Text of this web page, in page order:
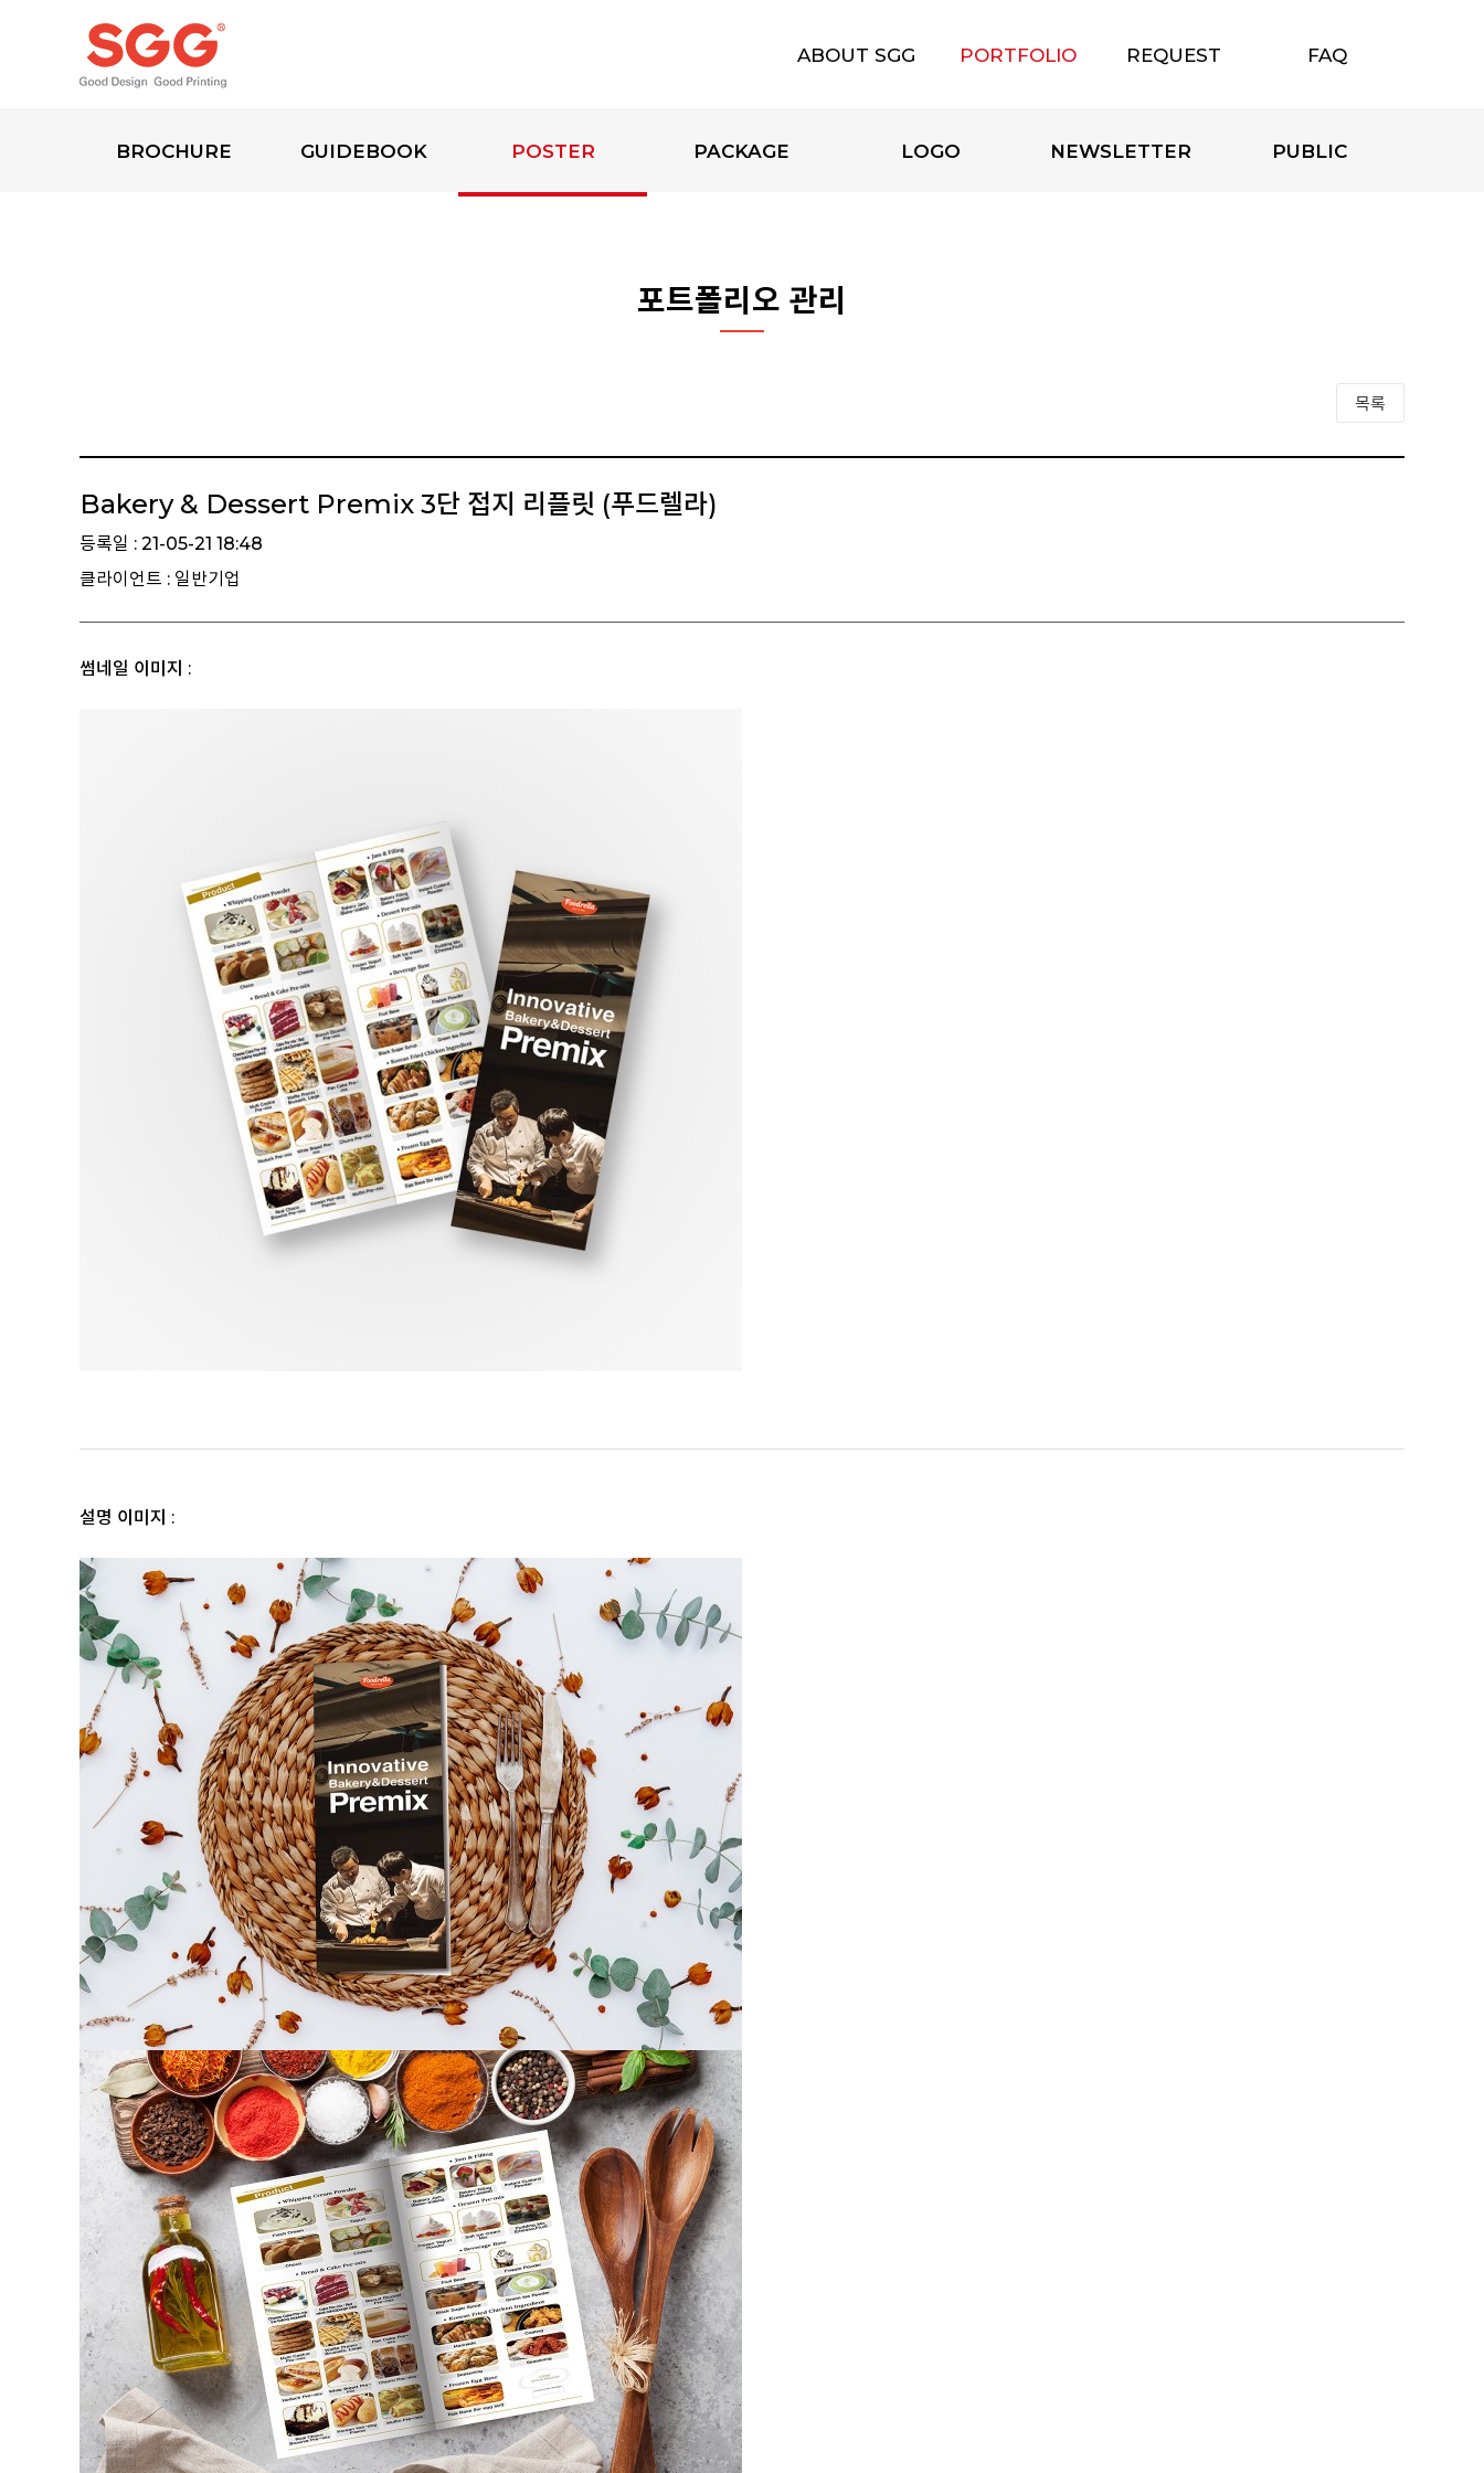
ABOUT SGG
PORTFOLIO
REQUEST
FAQ
BROCHURE GUIDEBOOK POSTER PACKAGE LOGO NEWSLETTER PUBLIC
포트폴리오 관리
목록
Bakery & Dessert Premix 3단 접지 리플릿 (푸드렐라)
등록일 : 21-05-21 18:48
클라이언트 : 일반기업
썸네일 이미지 :
설명 이미지 :